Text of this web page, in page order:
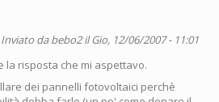
Inviato dabebo2il Gio, 12/06/2007 - 11:01
la risposta che mi aspettavo.
dei pannelli fotovoltaici perchè